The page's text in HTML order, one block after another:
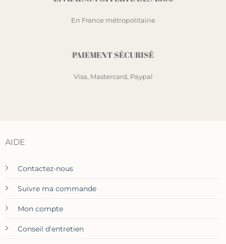
En France métropolitaine
PAIEMENT SÉCURISÉ
Visa, Mastercard, Paypal
AIDE
Contactez-nous
Suivre ma commande
Mon compte
Conseil d'entretien